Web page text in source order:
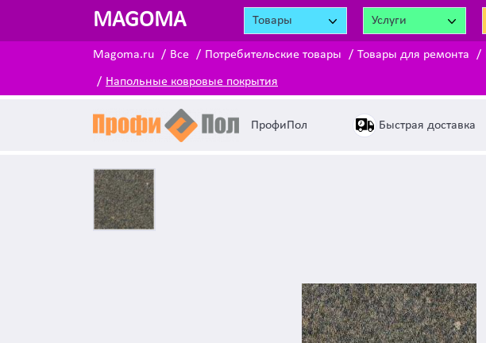
MAGOMA Товары Услуги
Magoma.ru Все Потребительские товары Товары для ремонта
Напольные ковровые покрытия
ПрофиПол Быстрая доставка